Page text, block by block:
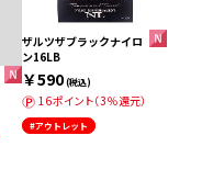
ザルツザブラックナイロ
ン16LB
￥590(税込)
16ポイント（3％還元）
#アウトレット